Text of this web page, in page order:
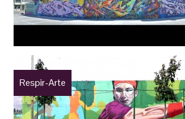
Respir-Arte